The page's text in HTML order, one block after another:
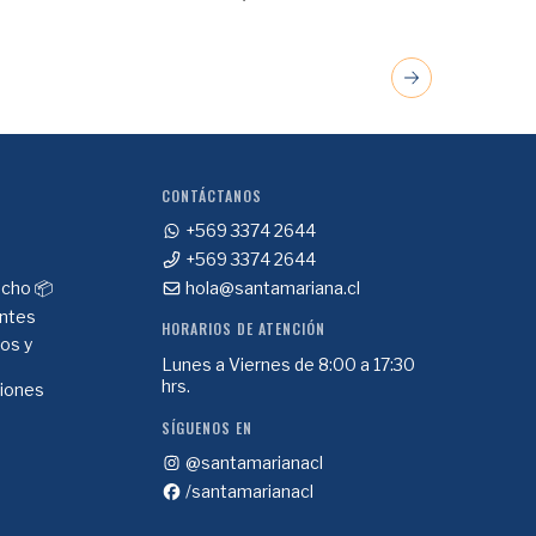
📦
y
CONTÁCTANOS
+569 3374 2644
+569 3374 2644
hola@santamariana.cl
HORARIOS DE ATENCIÓN
Lunes a Viernes de 8:00 a 17:30
hrs.
SÍGUENOS EN
@santamarianacl
/santamarianacl